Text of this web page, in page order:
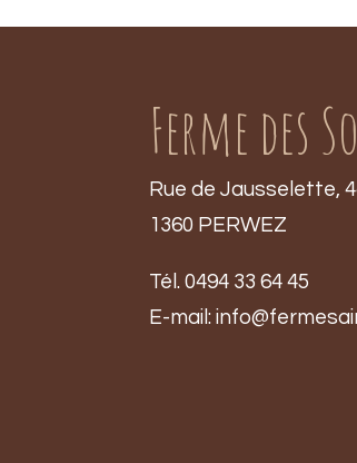
Ferme des
Rue de Jausselette,
1360 PERWEZ
Tél. 0494 33 64 45
E-mail: